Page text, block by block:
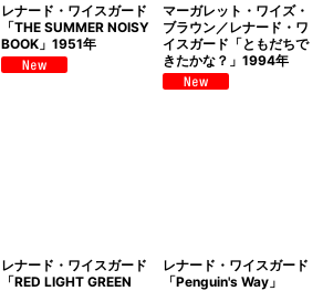
レナード・ワイスガード
「THE SUMMER NOISY
BOOK」1951年
マーガレット・ワイズ・
ブラウン／レナード・ワ
イスガード「ともだちで
きたかな？」1994年
レナード・ワイスガード
「RED LIGHT GREEN
レナード・ワイスガード
「Penguin's Way」